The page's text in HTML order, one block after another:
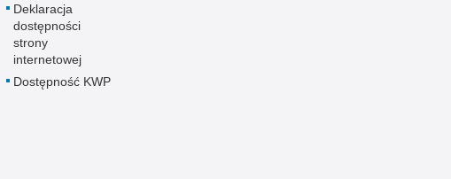
Deklaracja
dostępności
strony
internetowej
Dostępność KWP